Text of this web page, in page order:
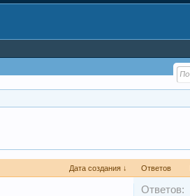
Дата создания ↓ Ответов
Ответов: